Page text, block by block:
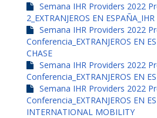
Semana IHR Providers 2022
2_EXTRANJEROS EN
Semana IHR Providers 2022
Conferencia_EXTRANJEROS EN
CHASE
Semana IHR Providers 2022
Conferencia_EXTRANJEROS EN
Semana IHR Providers 2022
Conferencia_EXTRANJEROS EN
INTERNATIONAL MOBILITY